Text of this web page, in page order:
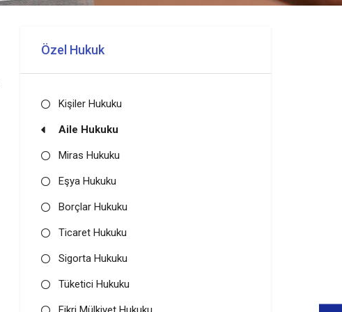
Özel Hukuk
Kişiler Hukuku
Aile Hukuku
Miras Hukuku
Eşya Hukuku
Borçlar Hukuku
Ticaret Hukuku
Sigorta Hukuku
Tüketici Hukuku